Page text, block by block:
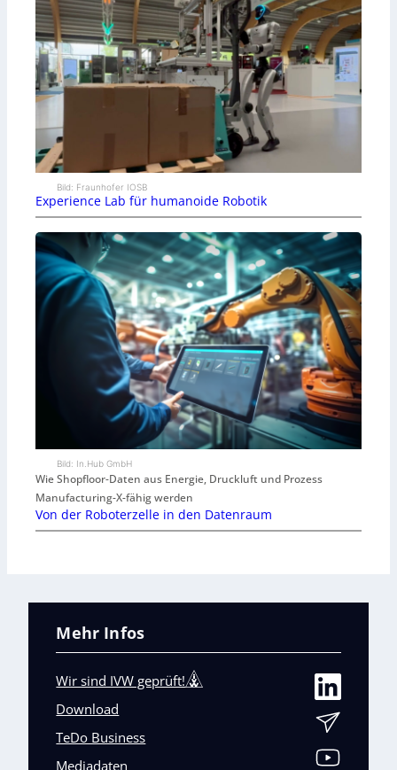
Bild: Fraunhofer IOSB
Experience Lab für humanoide Robotik
Bild: In.Hub GmbH
Wie Shopfloor-Daten aus Energie, Druckluft und Prozess
Manufacturing-X-fähig werden
Von der Roboterzelle in den Datenraum
Mehr Infos
Wir sind IVW geprüft!
Download
TeDo Business
Mediadaten